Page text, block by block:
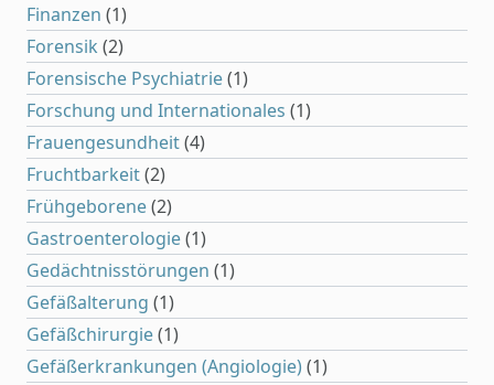
Finanzen (1)
Forensik (2)
Forensische Psychiatrie(1)
Forschung und Internationales (1)
Frauengesundheit(4)
Fruchtbarkeit(2)
Frühgeborene(2)
Gastroenterologie(1)
Gedächtnisstörungen (1)
Gefäßalterung (1)
Gefäßchirurgie(1)
Gefäßerkrankungen (Angiologie)(1)